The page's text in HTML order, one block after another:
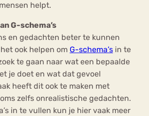
helpt.
G-schema’s
en gedachten beter te kunnen
ook helpen om G-schema’s in te
te gaan naar wat een bepaalde
je doet en wat dat gevoel
heeft dit ook te maken met
zelfs onrealistische gedachten.
in te vullen kun je hier vaak meer